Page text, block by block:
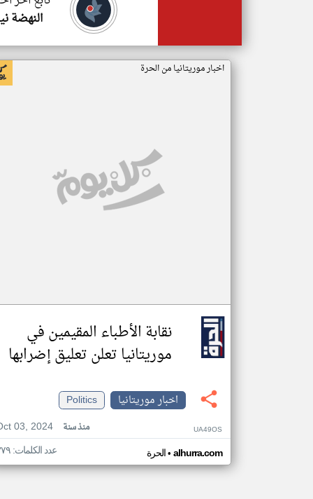
النهضة
اخبار موريتانيا من الحرة
نقابة الأطباء المقيمين في
موريتانيا تعلن تعليق إضرابها
اخبار موريتانيا
Politics
03, 2024
منذ سنة UA49OS
الحرة• alhurra.com عدد الكلمات: ٣٧٩